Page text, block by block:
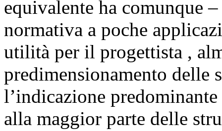
equivalente ha comunque
normativa a poche
utilità per il progettista ,
predimensionamento delle
l’indicazione
alla maggior parte delle